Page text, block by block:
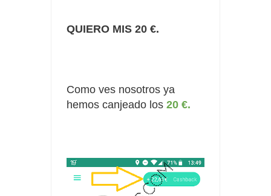
QUIERO MIS 20 €.
Como ves nosotros ya
hemos canjeado los 20 €.